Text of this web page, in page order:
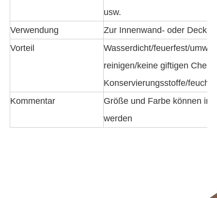
usw.
Verwendung
Zur Innenwand- oder
Vorteil
Wasserdicht/feuerfest/
reinigen/keine giftigen
Konservierungsstoffe/
Kommentar
Größe und Farbe können
werden